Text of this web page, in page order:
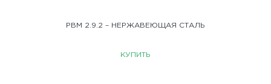
РВМ 2.9.2 – НЕРЖАВЕЮЩАЯ СТАЛЬ
КУПИТЬ